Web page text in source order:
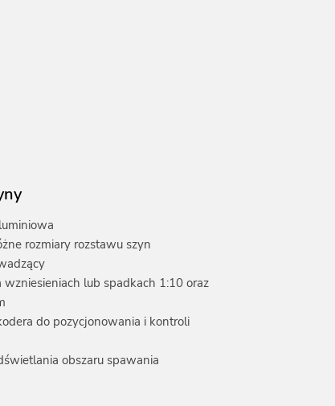
rozmiary rozstawu szyn
lub spadkach 1:10 oraz
do pozycjonowania i kontroli
obszaru spawania